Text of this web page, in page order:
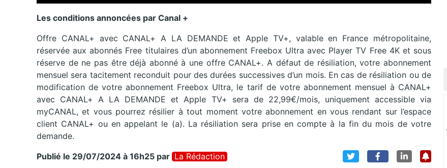
Les conditions annoncées par Canal +
Offre CANAL+ avec CANAL+ A LA DEMANDE et Apple TV+, valable en France métropolitaine,
réservée aux abonnés Free titulaires d’un abonnement Freebox Ultra avec Player TV Free 4K et sous
réserve de ne pas être déjà abonné à une offre CANAL+. A défaut de résiliation, votre abonnement
mensuel sera tacitement reconduit pour des durées successives d’un mois. En cas de résiliation ou de
modification de votre abonnement Freebox Ultra, le tarif de votre abonnement mensuel à CANAL+
avec CANAL+ A LA DEMANDE et Apple TV+ sera de 22,99€/mois, uniquement accessible via
myCANAL, et vous pourrez résilier à tout moment votre abonnement en vous rendant sur l’espace
client CANAL+ ou en appelant le (a). La résiliation sera prise en compte à la fin du mois de votre
demande.
Publié le 29/07/2024 à 16h25 par La Rédaction